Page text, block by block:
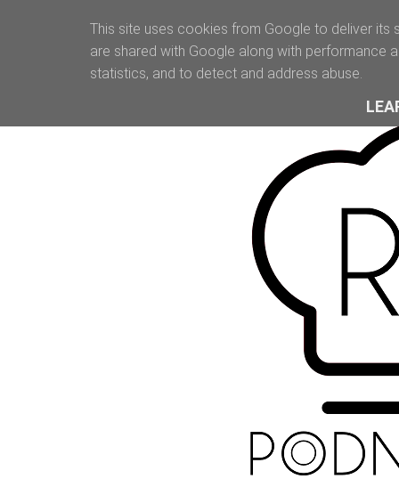
This site uses cookies from Google to deliver its
are shared with Google along with performance
statistics, and to detect and address abuse.